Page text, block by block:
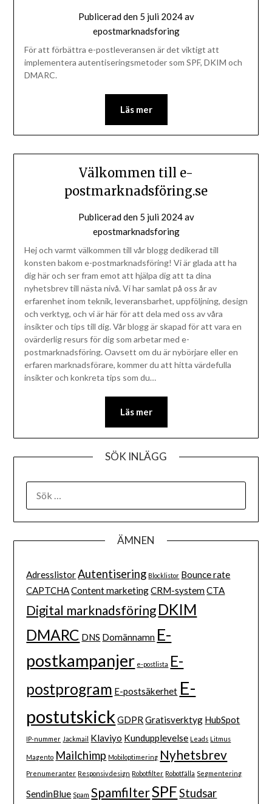
Publicerad den 5 juli 2024av
epostmarknadsforing
För att förbättra e-postleveransen är det viktigt att
implementera autentiseringsmetoder som SPF, DKIM och
DMARC.
Läs mer
Välkommen till e-
postmarknadsföring.se
Publicerad den 5 juli 2024av
epostmarknadsforing
Hej och varmt välkommen till vår blogg dedikerad till
konsten bakom e-postmarknadsföring! Vi är glada att ha
dig här och ser fram emot att hjälpa dig att ta dina
nyhetsbrev till nästa nivå. Vi har samlat på oss år av
erfarenhet inom teknik, leveransbarhet, uppföljning, design
och verktyg, och vi är här för att dela med oss av våra
insikter och tips till dig. Vår blogg är skapad för att vara en
ovärderlig resurs för dig som arbetar med e-
postmarknadsföring. Oavsett om du är nybörjare eller en
erfaren marknadsförare, kommer du att hitta värdefulla
insikter och konkreta tips som du…
Läs mer
SÖK INLÄGG
ÄMNEN
AdresslistorAutentisering Blocklistor Bounce rate
CAPTCHAContent marketingCRM-systemCTA
Digital marknadsföring DKIM
DMARC DNS Domännamn E-
postkampanjer e-postlista E-
postprogram E-postsäkerhet E-
postutskick GDPR Gratisverktyg HubSpot
IP-nummer Jackmail Klaviyo Kundupplevelse Leads Litmus
Magento Mailchimp Mobiloptimering Nyhetsbrev
Prenumeranter Responsiv design Robotfilter Robotfälla Segmentering
SendinBlue Spam SpamfilterSPF Studsar